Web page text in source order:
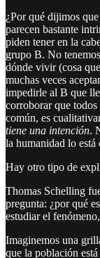
¿Por qué dijimos
parecen bastante
piden tener en la
grupo B. No
dónde vivir (cosa
muchas veces
impedirle al B que
corroborar que
común, es
tiene una intención.
la humanidad lo está
Hay otro tipo de
Thomas Schelling
pregunta: ¿por qué
estudiar el
Imaginemos una
que la población